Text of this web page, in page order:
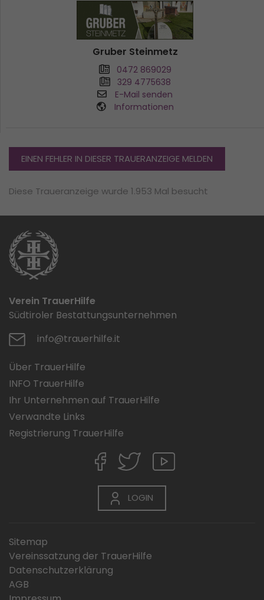
Gruber Steinmetz
0472 869029
329 4775638
E-Mail senden
Informationen
EINEN FEHLER IN DIESER TRAUERANZEIGE MELDEN
Diese Traueranzeige wurde 1.953 Mal besucht
Verein TrauerHilfe
Südtiroler Bestattungsunternehmen
info@trauerhilfe.it
Über TrauerHilfe
INFO TrauerHilfe
Ihr Unternehmen auf TrauerHilfe
Verwandte Links
Registrierung TrauerHilfe
LOGIN
Sitemap
Vereinssatzung der TrauerHilfe
Datenschutzerklärung
AGB